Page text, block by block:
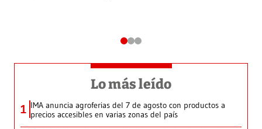
Lo más leído
1 IMA anuncia agroferias del 7 de agosto con productos a
precios accesibles en varias zonas del país